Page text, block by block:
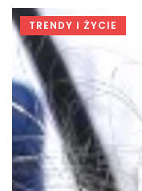
TRENDY I ŻYCIE